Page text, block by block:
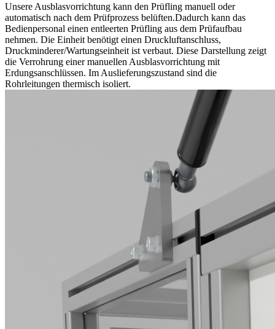
Unsere Ausblasvorrichtung kann den Prüfling manuell oder
automatisch nach dem Prüfprozess belüften.Dadurch kann das
Bedienpersonal einen entleerten Prüfling aus dem Prüfaufbau
nehmen. Die Einheit benötigt einen Druckluftanschluss,
Druckminderer/Wartungseinheit ist verbaut. Diese Darstellung zeigt
die Verrohrung einer manuellen Ausblasvorrichtung mit
Erdungsanschlüssen. Im Auslieferungszustand sind die
Rohrleitungen thermisch isoliert.